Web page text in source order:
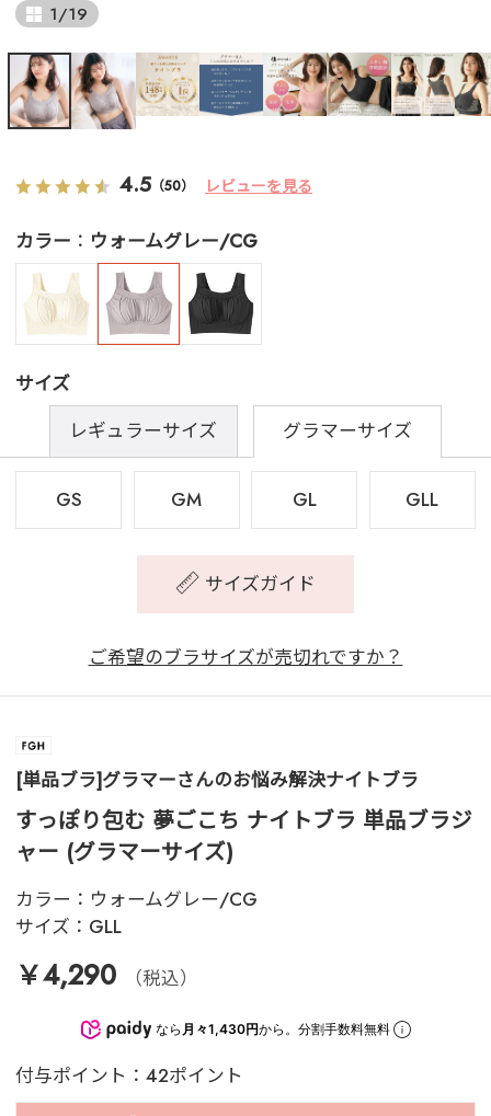
1/19
4.5 （50） レビューを見る
カラー ウォームグレー/CG
サイズ
レギュラーサイズ
グラマーサイズ
GS GM GL GLL
サイズガイド
ご希望のブラサイズが売切れですか？
[単品ブラ]グラマーさんのお悩み解決ナイトブラ
すっぽり包む 夢ごこち ナイトブラ 単品ブラジ
ャー (グラマーサイズ)
カラー： ウォームグレー/CG
サイズ： GLL
￥4,290 （税込）
なら 月々1,430円から。分割手数料無料
付与ポイント：42ポイント